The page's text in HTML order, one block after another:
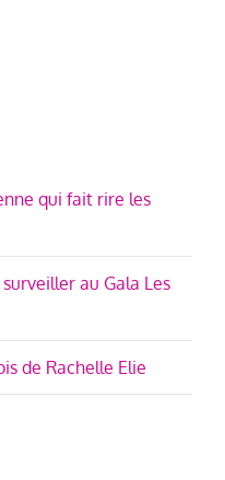
qui fait rire les
au Gala Les
de Rachelle Elie